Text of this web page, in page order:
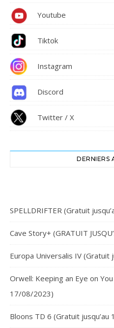
Youtube
Tiktok
Instagram
Discord
Twitter / X
DERNIERS
SPELLDRIFTER (Gratuit
Cave Story+ (GRATUIT
Europa Universalis IV (Gratuit
Orwell: Keeping an Eye on
17/08/2023)
Bloons TD 6 (Gratuit